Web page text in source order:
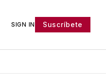
SIGN IN Suscríbete